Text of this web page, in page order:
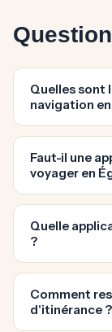
Quelles sont
navigation
Faut-il une
voyager en
Quelle
?
Comment
d'itinérance ?